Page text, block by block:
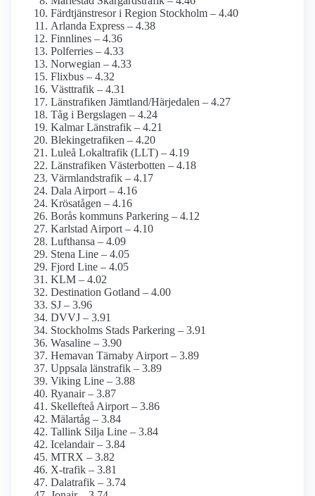
Färdtjänstresor i Region Stockholm – 4.40
Arlanda Express – 4.38
Finnlines – 4.36
Polferries – 4.33
Norwegian – 4.33
Flixbus – 4.32
Västtrafik – 4.31
Länstrafiken Jämtland/Härjedalen – 4.27
Tåg i Bergslagen – 4.24
Kalmar Länstrafik – 4.21
Blekingetrafiken – 4.20
Luleå Lokaltrafik (LLT) – 4.19
Länstrafiken Västerbotten – 4.18
Värmlandstrafik – 4.17
Dala Airport – 4.16
Krösatågen – 4.16
Borås kommuns Parkering – 4.12
Karlstad Airport – 4.10
Lufthansa – 4.09
Stena Line – 4.05
Fjord Line – 4.05
KLM – 4.02
Destination Gotland – 4.00
SJ – 3.96
DVVJ – 3.91
Stockholms Stads Parkering – 3.91
Wasaline – 3.90
Hemavan Tärnaby Airport – 3.89
Uppsala länstrafik – 3.89
Viking Line – 3.88
Ryanair – 3.87
Skellefteå Airport – 3.86
Mälartåg – 3.84
Tallink Silja Line – 3.84
Icelandair – 3.84
MTRX – 3.82
X-trafik – 3.81
Dalatrafik – 3.74